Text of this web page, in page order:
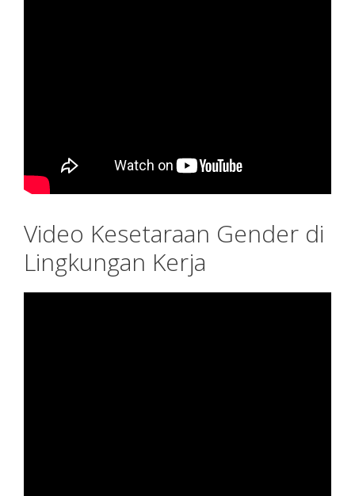
Video Kesetaraan Gender di
Lingkungan Kerja